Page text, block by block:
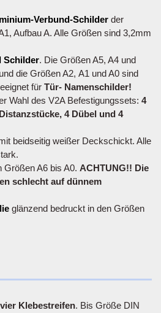
Verbund-Schilder der
Aufbau A. Alle Größen sind 3,2mm
Schilder. Die Größen A5, A4 und
die Größen A2, A1 und A0 sind
für Tür- Namenschilder!
Wahl des V2A Befestigungssets: 4
4 Dübel und 4
beidseitig weißer Deckschickt. Alle
Größen A6 bis A0. ACHTUNG!! Die
schlecht auf dünnem
glänzend bedruckt in den Größen
vier Klebestreifen. Bis Größe DIN